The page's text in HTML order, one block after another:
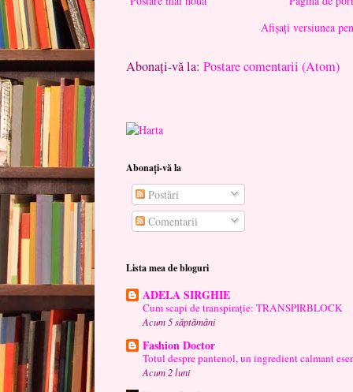
Afișați versiunea
Abonați-vă la: Postare comentarii (Atom)
Abonați-vă la
Postări
Comentarii
Lista mea de bloguri
ADELA SIRGHIE
Cum scapi de transpirație: TRANSPIRBLOCK
Acum 5 săptămâni
Fashion Doctor
Totul despre pantenol, un ingredient calmant
Acum 2 luni